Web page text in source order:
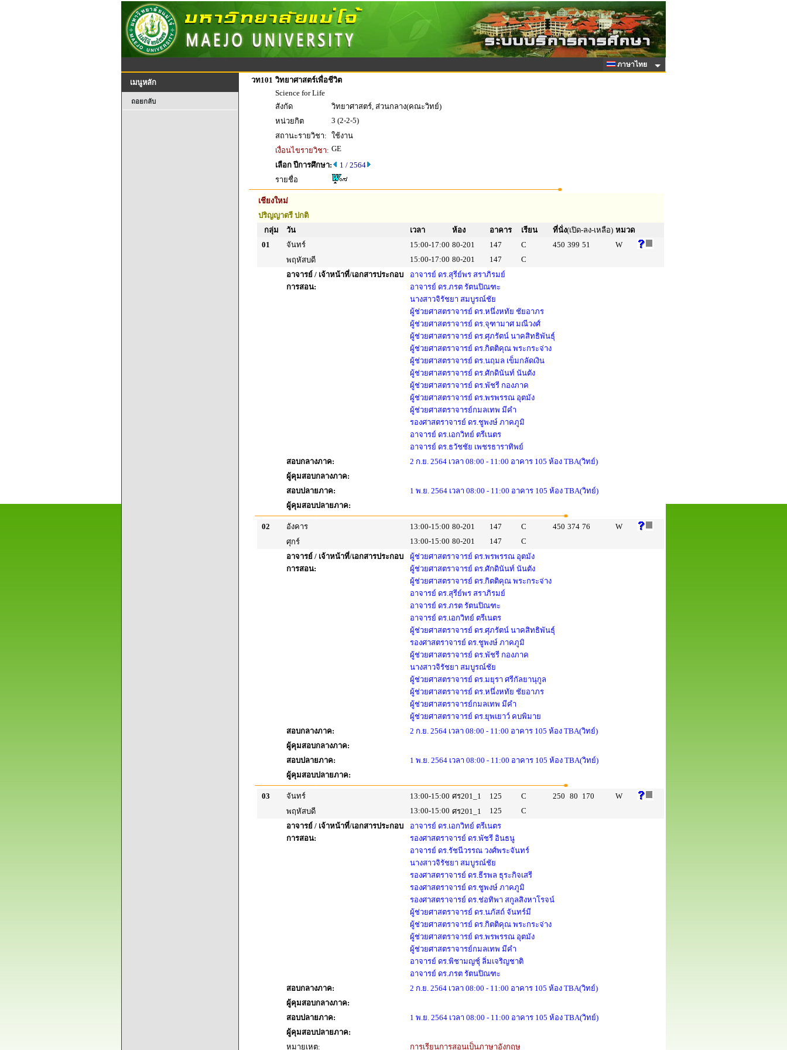
ภาษาไทย
เมนูหลัก
ถอยกลับ
วท101 วิทยาศาสตร์เพื่อชีวิต
Science for Life
สังกัด
วิทยาศาสตร์, ส่วนกลาง(คณะวิทย์)
หน่วยกิต
3 (2-2-5)
สถานะรายวิชา: ใช้งาน
เงื่อนไขรายวิชา: GE
เลือก ปีการศึกษา:
1 / 2564
รายชื่อ
เชียงใหม่
ปริญญาตรี ปกติ
กลุ่ม
วัน เวลา ห้อง อาคาร เรียน ที่นั่ง(เปิด-ลง-เหลือ) หมวด
01
จันทร์ 15:00-17:00 80-201 147 C 450 399 51
W
พฤหัสบดี
15:00-17:00 80-201 147
C
อาจารย์ / เจ้าหน้าที่/เอกสารประกอบ
การสอน:
อาจารย์ ดร.สุรีย์พร สราภิรมย์
อาจารย์ ดร.ภรต รัตนปิณฑะ
นางสาวจิรัชยา สมบูรณ์ชัย
ผู้ช่วยศาสตราจารย์ ดร.หนึ่งหทัย ชัยอาภร
ผู้ช่วยศาสตราจารย์ ดร.จุฑามาศ มณีวงศ์
ผู้ช่วยศาสตราจารย์ ดร.ศุภรัตน์ นาคสิทธิพันธุ์
ผู้ช่วยศาสตราจารย์ ดร.กิตติคุณ พระกระจ่าง
ผู้ช่วยศาสตราจารย์ ดร.นฤมล เข็มกลัดเงิน
ผู้ช่วยศาสตราจารย์ ดร.ศักดินันท์ นันตัง
ผู้ช่วยศาสตราจารย์ ดร.พัชรี กองภาค
ผู้ช่วยศาสตราจารย์ ดร.พรพรรณ อุตมัง
ผู้ช่วยศาสตราจารย์กมลเทพ มีคำ
รองศาสตราจารย์ ดร.ชูพงษ์ ภาคภูมิ
อาจารย์ ดร.เอกวิทย์ ตรีเนตร
อาจารย์ ดร.ธวัชชัย เพชรธาราทิพย์
สอบกลางภาค:
2 ก.ย. 2564 เวลา 08:00 - 11:00 อาคาร 105 ห้อง TBA(วิทย์)
ผู้คุมสอบกลางภาค:
สอบปลายภาค:
1 พ.ย. 2564 เวลา 08:00 - 11:00 อาคาร 105 ห้อง TBA(วิทย์)
ผู้คุมสอบปลายภาค:
02 อังคาร 13:00-15:00 80-201 147 C 450 374 76
W
ศุกร์
13:00-15:00 80-201 147
C
อาจารย์ / เจ้าหน้าที่/เอกสารประกอบ
การสอน:
ผู้ช่วยศาสตราจารย์ ดร.พรพรรณ อุตมัง
ผู้ช่วยศาสตราจารย์ ดร.ศักดินันท์ นันตัง
ผู้ช่วยศาสตราจารย์ ดร.กิตติคุณ พระกระจ่าง
อาจารย์ ดร.สุรีย์พร สราภิรมย์
อาจารย์ ดร.ภรต รัตนปิณฑะ
อาจารย์ ดร.เอกวิทย์ ตรีเนตร
ผู้ช่วยศาสตราจารย์ ดร.ศุภรัตน์ นาคสิทธิพันธุ์
รองศาสตราจารย์ ดร.ชูพงษ์ ภาคภูมิ
ผู้ช่วยศาสตราจารย์ ดร.พัชรี กองภาค
นางสาวจิรัชยา สมบูรณ์ชัย
ผู้ช่วยศาสตราจารย์ ดร.มยุรา ศรีกัลยานุกูล
ผู้ช่วยศาสตราจารย์ ดร.หนึ่งหทัย ชัยอาภร
ผู้ช่วยศาสตราจารย์กมลเทพ มีคำ
ผู้ช่วยศาสตราจารย์ ดร.ยุพเยาว์ คบพิมาย
สอบกลางภาค:
2 ก.ย. 2564 เวลา 08:00 - 11:00 อาคาร 105 ห้อง TBA(วิทย์)
ผู้คุมสอบกลางภาค:
สอบปลายภาค:
1 พ.ย. 2564 เวลา 08:00 - 11:00 อาคาร 105 ห้อง TBA(วิทย์)
ผู้คุมสอบปลายภาค:
03 จันทร์ 13:00-15:00 ศร201_1 125 C 250 80 170
W
พฤหัสบดี
13:00-15:00 ศร201_1 125
C
อาจารย์ / เจ้าหน้าที่/เอกสารประกอบ
การสอน:
อาจารย์ ดร.เอกวิทย์ ตรีเนตร
รองศาสตราจารย์ ดร.พัชรี อินธนู
อาจารย์ ดร.รัชนีวรรณ วงศ์พระจันทร์
นางสาวจิรัชยา สมบูรณ์ชัย
รองศาสตราจารย์ ดร.ธีรพล ธุระกิจเสรี
รองศาสตราจารย์ ดร.ชูพงษ์ ภาคภูมิ
รองศาสตราจารย์ ดร.ช่อทิพา สกูลสิงหาโรจน์
ผู้ช่วยศาสตราจารย์ ดร.นภัสถ์ จันทร์มี
ผู้ช่วยศาสตราจารย์ ดร.กิตติคุณ พระกระจ่าง
ผู้ช่วยศาสตราจารย์ ดร.พรพรรณ อุตมัง
ผู้ช่วยศาสตราจารย์กมลเทพ มีคำ
อาจารย์ ดร.พิชามญชุ์ ลิ่มเจริญชาติ
อาจารย์ ดร.ภรต รัตนปิณฑะ
สอบกลางภาค:
2 ก.ย. 2564 เวลา 08:00 - 11:00 อาคาร 105 ห้อง TBA(วิทย์)
ผู้คุมสอบกลางภาค:
สอบปลายภาค:
1 พ.ย. 2564 เวลา 08:00 - 11:00 อาคาร 105 ห้อง TBA(วิทย์)
ผู้คุมสอบปลายภาค:
หมายเหตุ:
การเรียนการสอนเป็นภาษาอังกฤษ